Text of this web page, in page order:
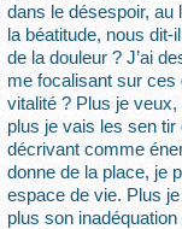
dans le désespoir, au
la béatitude, nous
de la douleur ? J’ai
me focalisant sur ces
vitalité ? Plus je
plus je vais les sen
décrivant comme
donne de la place, je
espace de vie. Plus
plus son